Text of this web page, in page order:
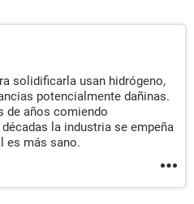
solidificarla usan hidrógeno,
potencialmente dañinas.
de años comiendo
la industria se empeña
es más sano.